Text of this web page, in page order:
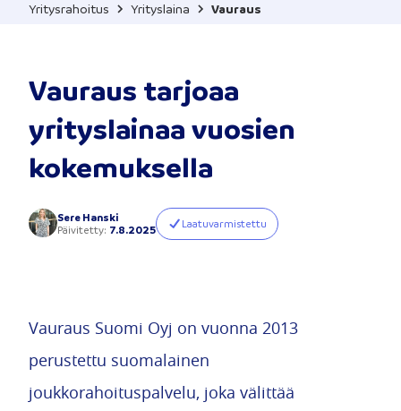
Yritysrahoitus Yrityslaina Vauraus
Vauraus tarjoaa
yrityslainaa vuosien
kokemuksella
Sere Hanski
Päivitetty: 7.8.2025 Laatuvarmistettu
Vauraus Suomi Oyj on vuonna 2013
perustettu suomalainen
joukkorahoituspalvelu, joka välittää